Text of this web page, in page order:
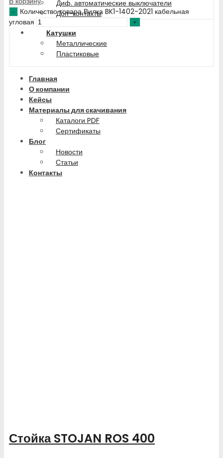
Диф. автоматические выключатели
Доп-контакты
Катушки
Металлические
Пластиковые
Главная
О компании
Кейсы
Материалы для скачивания
Каталоги PDF
Сертификаты
Блог
Новости
Статьи
Контакты
Количество товара Вилка BK1-1402-2021 кабельная
угловая
Стойка STOJAN ROS 400